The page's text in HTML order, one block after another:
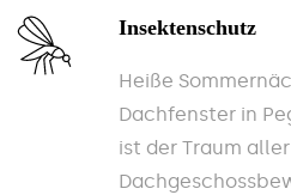
Insektenschutz
Heiße
Dachfenster in
ist der Traum aller